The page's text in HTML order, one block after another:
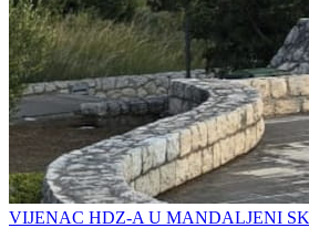
VIJENAC HDZ-A U MANDALJENI